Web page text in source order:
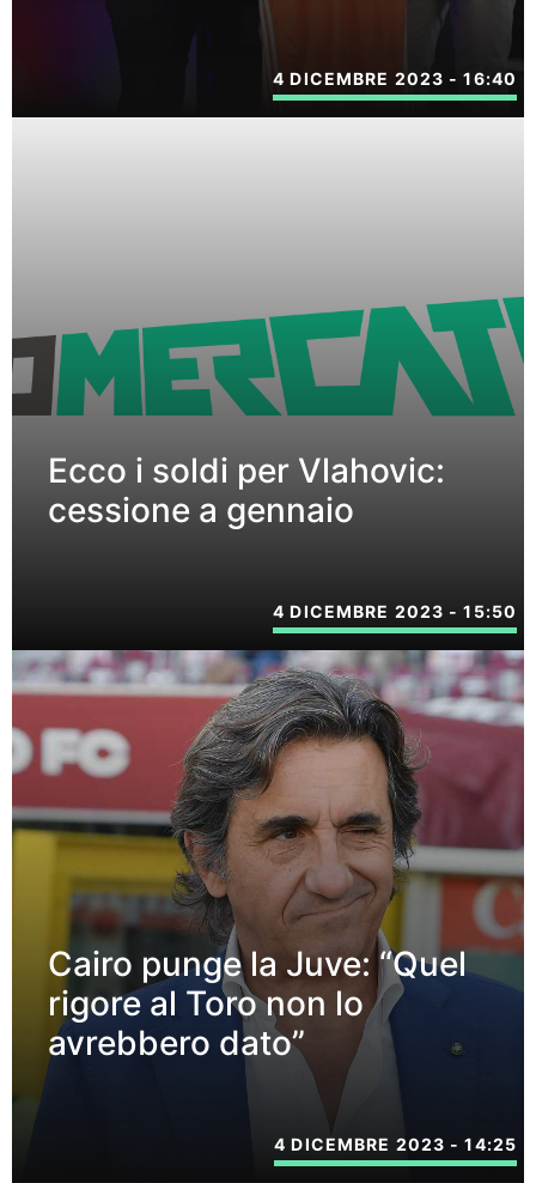
4 DICEMBRE 2023 - 16:40
Ecco i soldi per Vlahovic:
cessione a gennaio
4 DICEMBRE 2023 - 15:50
Cairo punge la Juve: “Quel
rigore al Toro non lo
avrebbero dato”
4 DICEMBRE 2023 - 14:25